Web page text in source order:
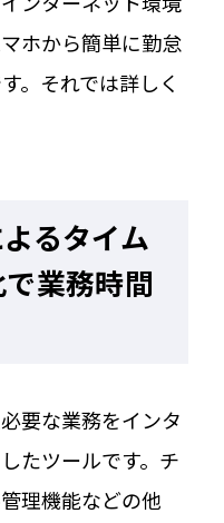
ホから簡単に勤怠
。それでは詳しく
るタイム
業務時間
要な業務をインタ
たツールです。チ
理機能などの他